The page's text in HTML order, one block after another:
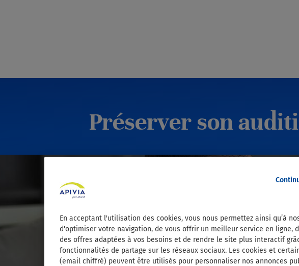
Préserver son
En acceptant l'utilisation des cookies, vous nous permettez ainsi qu’à
d'optimiser votre navigation, de vous offrir un meilleur service en ligne,
des offres adaptées à vos besoins et de rendre le site plus interactif
fonctionnalités de partage sur les réseaux sociaux. Les cookies et
(email chiffré) peuvent être utilisés pour personnaliser nos annonces